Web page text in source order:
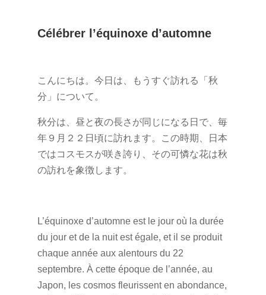
Célébrer l’équinoxe d’automne
こんにちは。今日は、もうすぐ訪れる「秋
分」について。
秋分は、昼と夜の長さが同じになる日で、毎
年９月２２日頃に訪れます。この時期、日本
ではコスモスが咲き誇り、その可憐な花は秋
の訪れを象徴します。
L’équinoxe d’automne est le jour où la durée
du jour et de la nuit est égale, et il se produit
chaque année aux alentours du 22
septembre. À cette époque de l’année, au
Japon, les cosmos fleurissent en abondance,